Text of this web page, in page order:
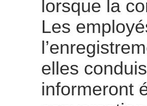
lorsque la
Les
elles
informeront